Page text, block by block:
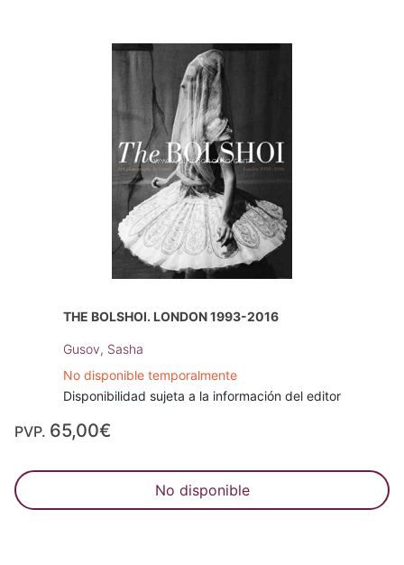
THE BOLSHOI. LONDON 1993-2016
Gusov, Sasha
No disponible temporalmente
Disponibilidad sujeta a la información del editor
PVP. 65,00€
No disponible